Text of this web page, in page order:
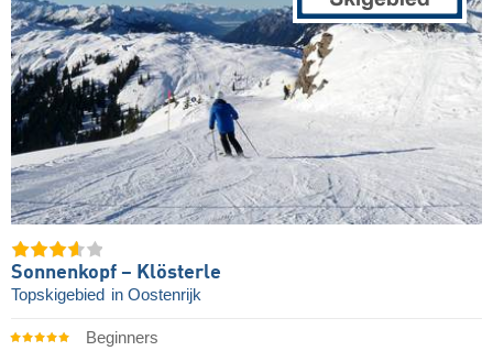
Sonnenkopf – Klösterle
Topskigebied in Oostenrijk
Beginners